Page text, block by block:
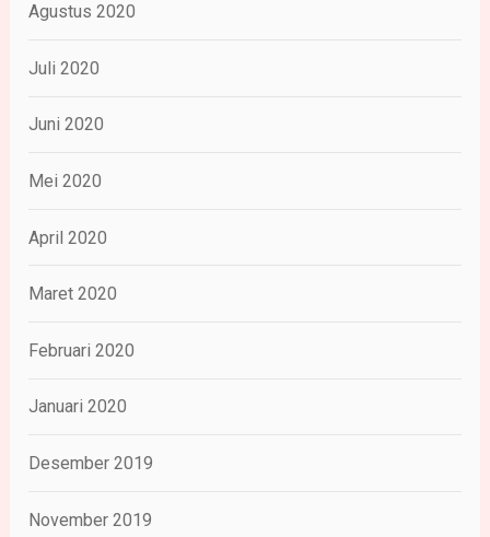
Agustus 2020
Juli 2020
Juni 2020
Mei 2020
April 2020
Maret 2020
Februari 2020
Januari 2020
Desember 2019
November 2019